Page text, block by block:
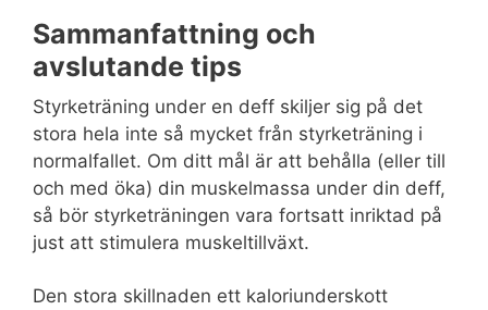
Sammanfattning och
avslutande tips
Styrketräning under en deff skiljer sig på det
stora hela inte så mycket från styrketräning i
normalfallet. Om ditt mål är att behålla (eller till
och med öka) din muskelmassa under din deff,
så bör styrketräningen vara fortsatt inriktad på
just att stimulera muskeltillväxt.
Den stora skillnaden ett kaloriunderskott